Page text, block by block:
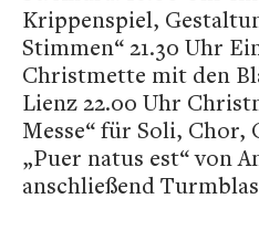
Krippenspiel,
Stimmen“ 21.30 Uhr
Christmette mit den
Lienz 22.00 Uhr
Messe“ für Soli,
„Puer natus est“ von
anschließend